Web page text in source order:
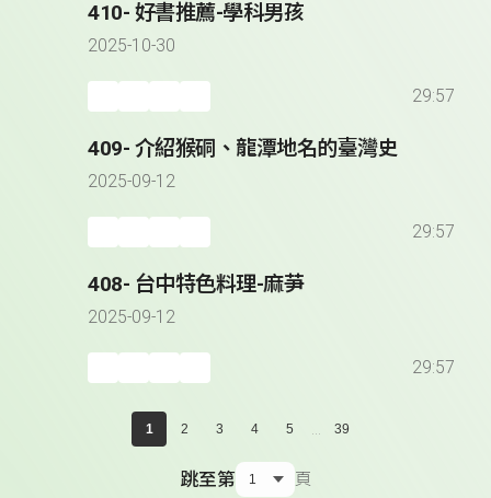
410- 好書推薦-學科男孩
2025-10-30
29:57
409- 介紹猴硐、龍潭地名的臺灣史
2025-09-12
29:57
408- 台中特色料理-麻芛
2025-09-12
29:57
1 2 3 4 5 ... 39
跳至第 頁